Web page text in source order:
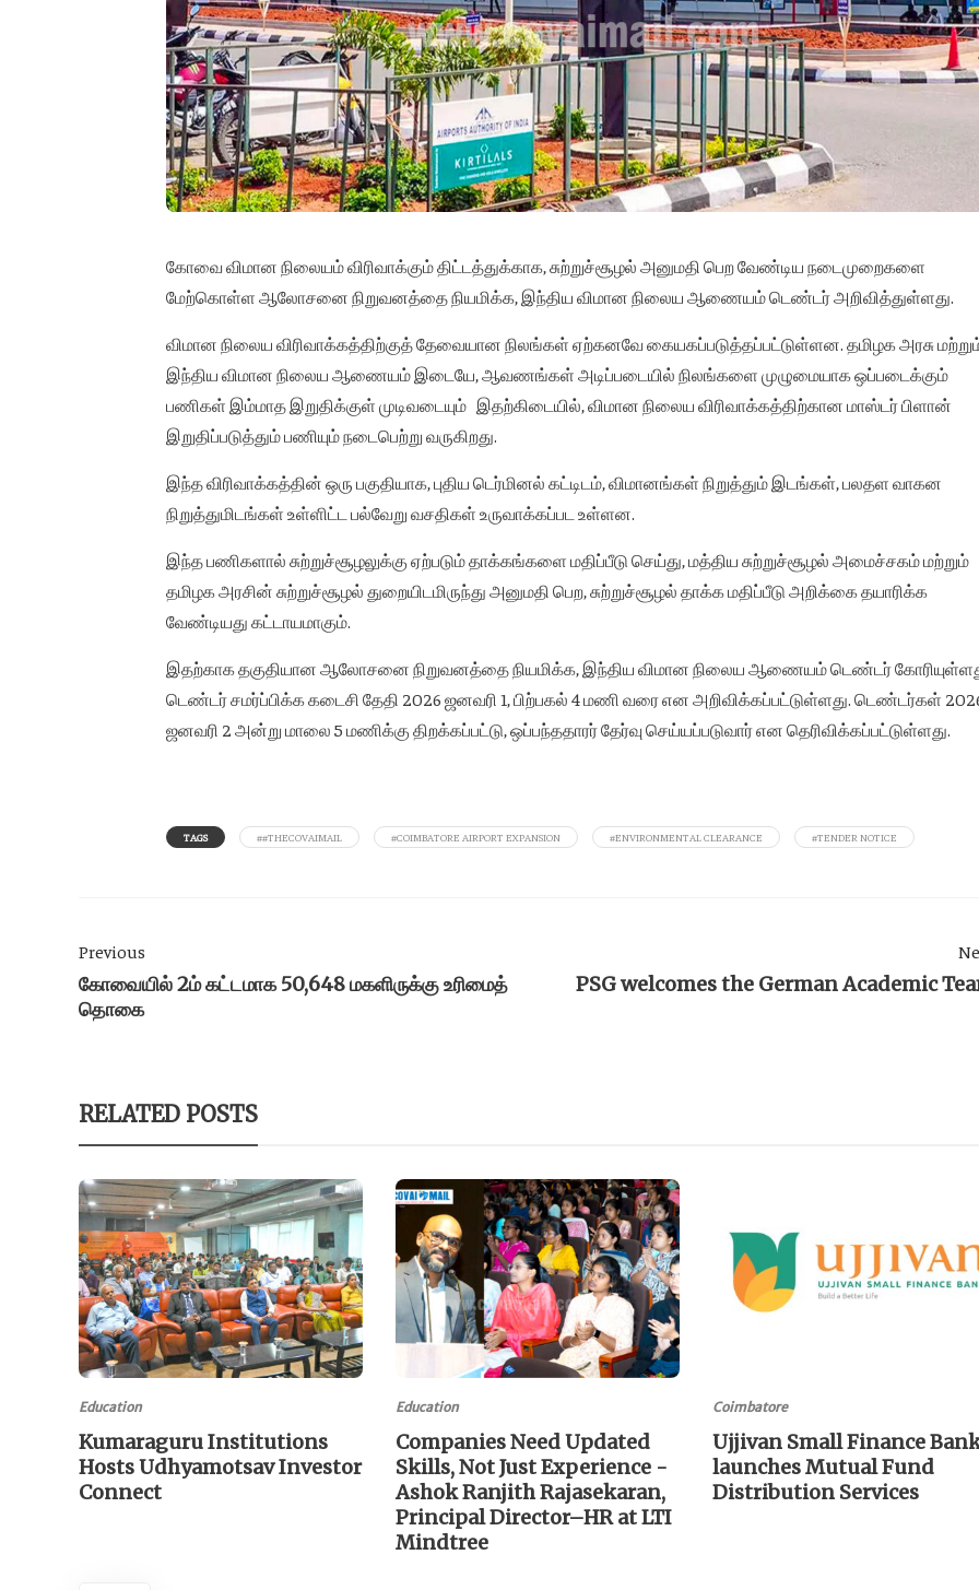
கோவை விமான நிலையம் விரிவாக்கும் திட்டத்துக்காக, சுற்றுச்சூழல் அனுமதி பெற வேண்டிய நடைமுறைகளை
மேற்கொள்ள ஆலோசனை நிறுவனத்தை நியமிக்க, இந்திய விமான நிலைய ஆணையம் டெண்டர் அறிவித்துள்ளது.
விமான நிலைய விரிவாக்கத்திற்குத் தேவையான நிலங்கள் ஏற்கனவே கையகப்படுத்தப்பட்டுள்ளன. தமிழக அரசு
இந்திய விமான நிலைய ஆணையம் இடையே, ஆவணங்கள் அடிப்படையில் நிலங்களை முழுமையாக ஒப்படைக்கும்
பணிகள் இம்மாத இறுதிக்குள் முடிவடையும் இதற்கிடையில், விமான நிலைய விரிவாக்கத்திற்கான மாஸ்டர் பிளான்
இறுதிப்படுத்தும் பணியும் நடைபெற்று வருகிறது.
இந்த விரிவாக்கத்தின் ஒரு பகுதியாக, புதிய டெர்மினல் கட்டிடம், விமானங்கள் நிறுத்தும் இடங்கள், பலதள வாகன
நிறுத்துமிடங்கள் உள்ளிட்ட பல்வேறு வசதிகள் உருவாக்கப்பட உள்ளன.
இந்த பணிகளால் சுற்றுச்சூழலுக்கு ஏற்படும் தாக்கங்களை மதிப்பீடு செய்து, மத்திய சுற்றுச்சூழல் அமைச்சகம் மற்றும்
தமிழக அரசின் சுற்றுச்சூழல் துறையிடமிருந்து அனுமதி பெற, சுற்றுச்சூழல் தாக்க மதிப்பீடு அறிக்கை தயாரிக்க
வேண்டியது கட்டாயமாகும்.
இதற்காக தகுதியான ஆலோசனை நிறுவனத்தை நியமிக்க, இந்திய விமான நிலைய ஆணையம் டெண்டர்
டெண்டர் சமர்ப்பிக்க கடைசி தேதி 2026 ஜனவரி 1, பிற்பகல் 4 மணி வரை என அறிவிக்கப்பட்டுள்ளது. டெண்டர்கள்
ஜனவரி 2 அன்று மாலை 5 மணிக்கு திறக்கப்பட்டு, ஒப்பந்ததாரர் தேர்வு செய்யப்படுவார் என தெரிவிக்கப்பட்டுள்ளது.
TAGS ##THECOVAIMAIL #COIMBATORE AIRPORT EXPANSION #ENVIRONMENTAL CLEARANCE #TENDER NOTICE
Previous
கோவையில் 2ம் கட்டமாக 50,648 மகளிருக்கு உரிமைத்
தொகை
PSG welcomes the German Academic
RELATED POSTS
Education
Kumaraguru Institutions
Hosts Udhyamotsav Investor
Connect
Education
Companies Need Updated
Skills, Not Just Experience -
Ashok Ranjith Rajasekaran,
Principal Director–HR at LTI
Mindtree
Coimbatore
Ujjivan Small Finance
launches Mutual Fund
Distribution Services